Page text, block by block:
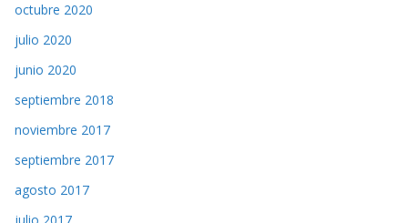
octubre 2020
julio 2020
junio 2020
septiembre 2018
noviembre 2017
septiembre 2017
agosto 2017